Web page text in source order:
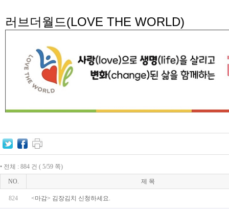
러브더월드(LOVE THE WORLD)
• 전체 : 884 건 ( 5/59 쪽)
NO. 제 목
824 <마감> 김장김치 신청하세요.